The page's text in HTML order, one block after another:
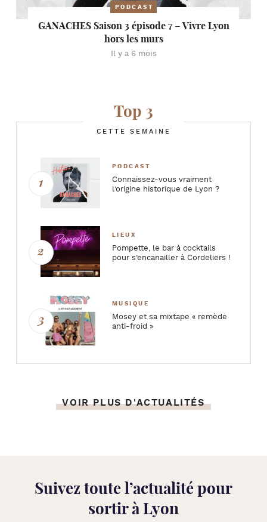
PODCAST
GANACHES Saison 3 épisode 7 – Vivre Lyon
hors les murs
Il y a 6 mois
Top 3
CETTE SEMAINE
PODCAST
Connaissez-vous vraiment
l’origine historique de Lyon ?
LIEUX
Pompette, le bar à cocktails
pour s’encanailler à Cordeliers !
MUSIQUE
Mosey et sa mixtape « remède
anti-froid »
VOIR PLUS D'ACTUALITÉS
Suivez toute l’actualité pour
sortir à Lyon